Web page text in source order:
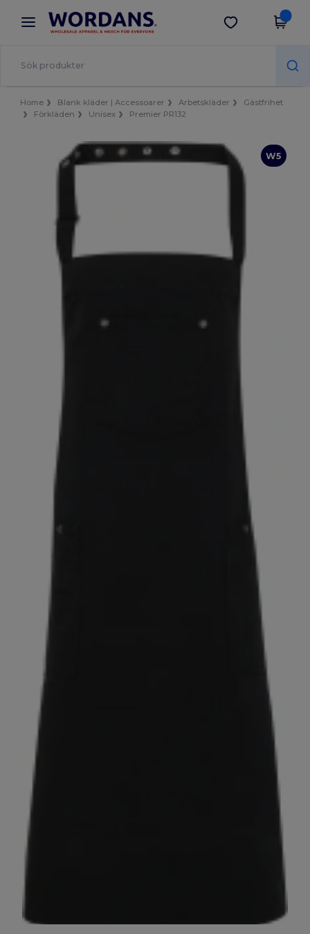
× Wordans-app
Bättre priser i appen!
Hämta app
Home Blank kläder | Accessoarer Arbetskläder
Gästfrihet
Förkläden
Unisex Premier PR132
W5